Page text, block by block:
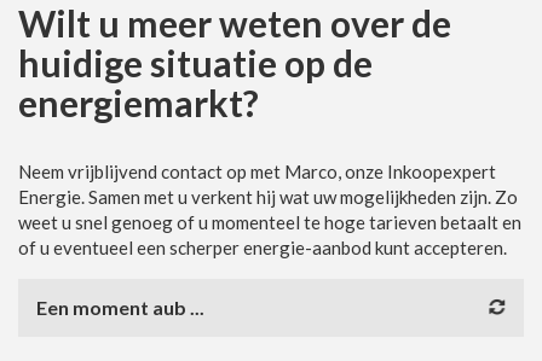
Wilt u meer weten over de
huidige situatie op de
energiemarkt?
Neem vrijblijvend contact op met Marco, onze Inkoopexpert
Energie. Samen met u verkent hij wat uw mogelijkheden zijn. Zo
weet u snel genoeg of u momenteel te hoge tarieven betaalt en
of u eventueel een scherper energie-aanbod kunt accepteren.
Een moment aub ...